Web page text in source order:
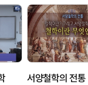
서양철학의 전통